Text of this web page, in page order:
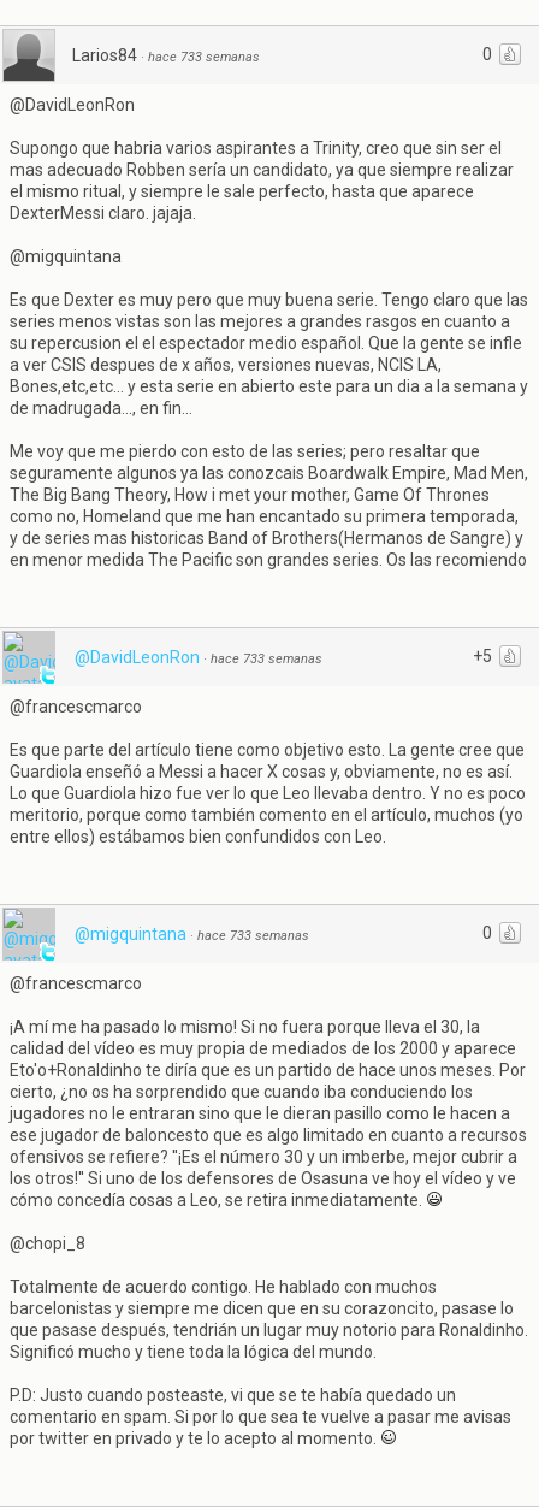
0
Larios84 · hace 733 semanas
@DavidLeonRon
Supongo que habria varios aspirantes a Trinity, creo que sin ser el
mas adecuado Robben sería un candidato, ya que siempre realizar
el mismo ritual, y siempre le sale perfecto, hasta que aparece
DexterMessi claro. jajaja.
@migquintana
Es que Dexter es muy pero que muy buena serie. Tengo claro que las
series menos vistas son las mejores a grandes rasgos en cuanto a
su repercusion el el espectador medio español. Que la gente se infle
a ver CSIS despues de x años, versiones nuevas, NCIS LA,
Bones,etc,etc... y esta serie en abierto este para un dia a la semana y
de madrugada..., en fin...
Me voy que me pierdo con esto de las series; pero resaltar que
seguramente algunos ya las conozcais Boardwalk Empire, Mad Men,
The Big Bang Theory, How i met your mother, Game Of Thrones
como no, Homeland que me han encantado su primera temporada,
y de series mas historicas Band of Brothers(Hermanos de Sangre) y
en menor medida The Pacific son grandes series. Os las recomiendo
+5
@DavidLeonRon · hace 733 semanas
@francescmarco
Es que parte del artículo tiene como objetivo esto. La gente cree que
Guardiola enseñó a Messi a hacer X cosas y, obviamente, no es así.
Lo que Guardiola hizo fue ver lo que Leo llevaba dentro. Y no es poco
meritorio, porque como también comento en el artículo, muchos (yo
entre ellos) estábamos bien confundidos con Leo.
0
@migquintana · hace 733 semanas
@francescmarco
¡A mí me ha pasado lo mismo! Si no fuera porque lleva el 30, la
calidad del vídeo es muy propia de mediados de los 2000 y aparece
Eto'o+Ronaldinho te diría que es un partido de hace unos meses. Por
cierto, ¿no os ha sorprendido que cuando iba conduciendo los
jugadores no le entraran sino que le dieran pasillo como le hacen a
ese jugador de baloncesto que es algo limitado en cuanto a recursos
ofensivos se refiere? ''¡Es el número 30 y un imberbe, mejor cubrir a
los otros!'' Si uno de los defensores de Osasuna ve hoy el vídeo y ve
cómo concedía cosas a Leo, se retira inmediatamente.
@chopi_8
Totalmente de acuerdo contigo. He hablado con muchos
barcelonistas y siempre me dicen que en su corazoncito, pasase lo
que pasase después, tendrián un lugar muy notorio para Ronaldinho.
Significó mucho y tiene toda la lógica del mundo.
P.D: Justo cuando posteaste, vi que se te había quedado un
comentario en spam. Si por lo que sea te vuelve a pasar me avisas
por twitter en privado y te lo acepto al momento.